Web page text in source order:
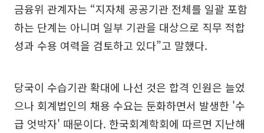
금융위 관계자는 “지자체 공공기관 전체를 일괄 포함
하는 단계는 아니며 일부 기관을 대상으로 직무 적합
성과 수용 여력을 검토하고 있다”고 말했다.
당국이 수습기관 확대에 나선 것은 합격 인원은 늘었
으나 회계법인의 채용 수요는 둔화하면서 발생한 '수
급 엇박자' 때문이다. 한국회계학회에 따르면 지난해